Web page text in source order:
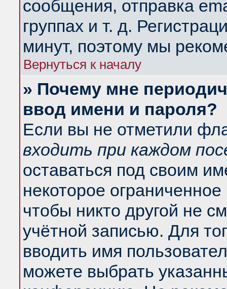
сообщения, отправка
группах и т. д.
минут, поэтому мы
Вернуться к началу
» Почему мне
ввод имени и пароля?
Если вы не отметили
входить при каждом
оставаться под своим
некоторое
чтобы никто другой не
учётной записью. Для
вводить имя
можете выбрать